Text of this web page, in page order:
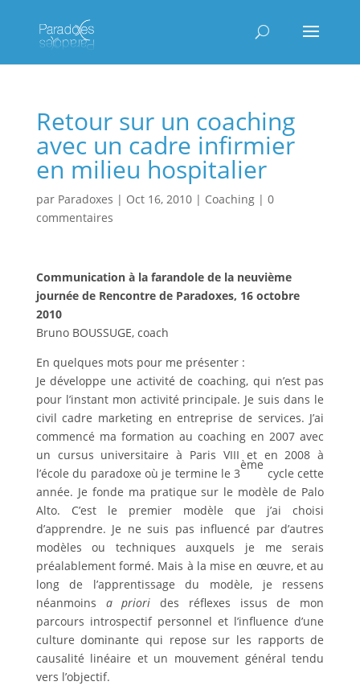
Retour sur un coaching
avec un cadre infirmier
en milieu hospitalier
par Paradoxes | Oct 16, 2010| Coaching| 0
commentaires
Communication à la farandole de la neuvième
journée de Rencontre de Paradoxes, 16 octobre
2010
Bruno BOUSSUGE, coach
En quelques mots pour me présenter :
Je développe une activité de coaching, qui n’est pas
pour l’instant mon activité principale. Je suis dans le
civil cadre marketing en entreprise de services. J’ai
commencé ma formation au coaching en 2007 avec
un cursus universitaire à Paris VIII et en 2008 à
l’école du paradoxe où je termine le 3
ème
cycle cette
année. Je fonde ma pratique sur le modèle de Palo
Alto. C’est le premier modèle que j’ai choisi
d’apprendre. Je ne suis pas influencé par d’autres
modèles ou techniques auxquels je me serais
préalablement formé. Mais à la mise en œuvre, et au
long de l’apprentissage du modèle, je ressens
néanmoins a priori des réflexes issus de mon
parcours introspectif personnel et l’influence d’une
culture dominante qui repose sur les rapports de
causalité linéaire et un mouvement général tendu
vers l’objectif.